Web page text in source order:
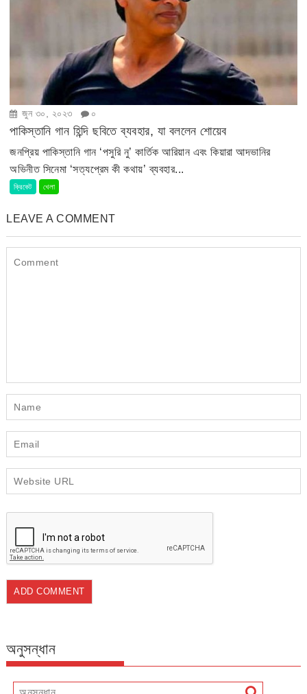
জুন ৩০, ২০২৩ ০
পাকিস্তানি গান হিন্দি ছবিতে ব্যবহার, যা বললেন শোয়েব
জনপ্রিয় পাকিস্তানি গান ‘পসুরি নু’ কার্তিক আরিয়ান এবং কিয়ারা আদভানির
অভিনীত সিনেমা ‘সত্যপ্রেম কী কথায়’ ব্যবহার...
ক্রিকেট খেলা
LEAVE A COMMENT
অনুসন্ধান